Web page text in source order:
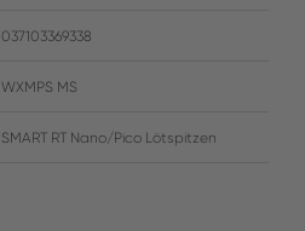
037103369338
WXMPS MS
SMART RT Nano/Pico Lötspitzen